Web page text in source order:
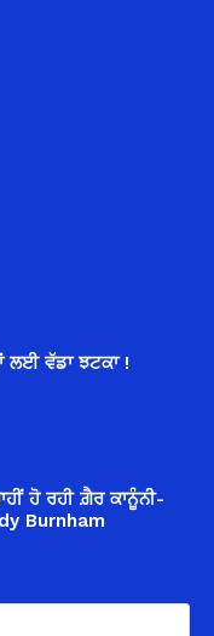
ਲਈ ਵੱਡਾ ਝਟਕਾ !
ਹੋ ਰਹੀ ਗ਼ੈਰ ਕਾਨੂੰਨੀ-
Burnham